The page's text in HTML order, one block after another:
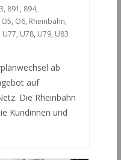
, 891 , 894,
O5, O6, Rheinbahn,
U77, U78, U79, U83
ab
auf
Die Rheinbahn
Kundinnen und